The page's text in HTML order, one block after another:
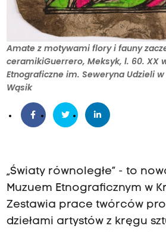
Amate z motywami flory i fauny
ceramikiGuerrero, Meksyk, l. 60. XX
Etnograficzne im. Seweryna Udzieli
Wąsik
„Światy równoległe” - to
Muzuem Etnograficznym w
Zestawia prace twórców
dziełami artystów z kręgu